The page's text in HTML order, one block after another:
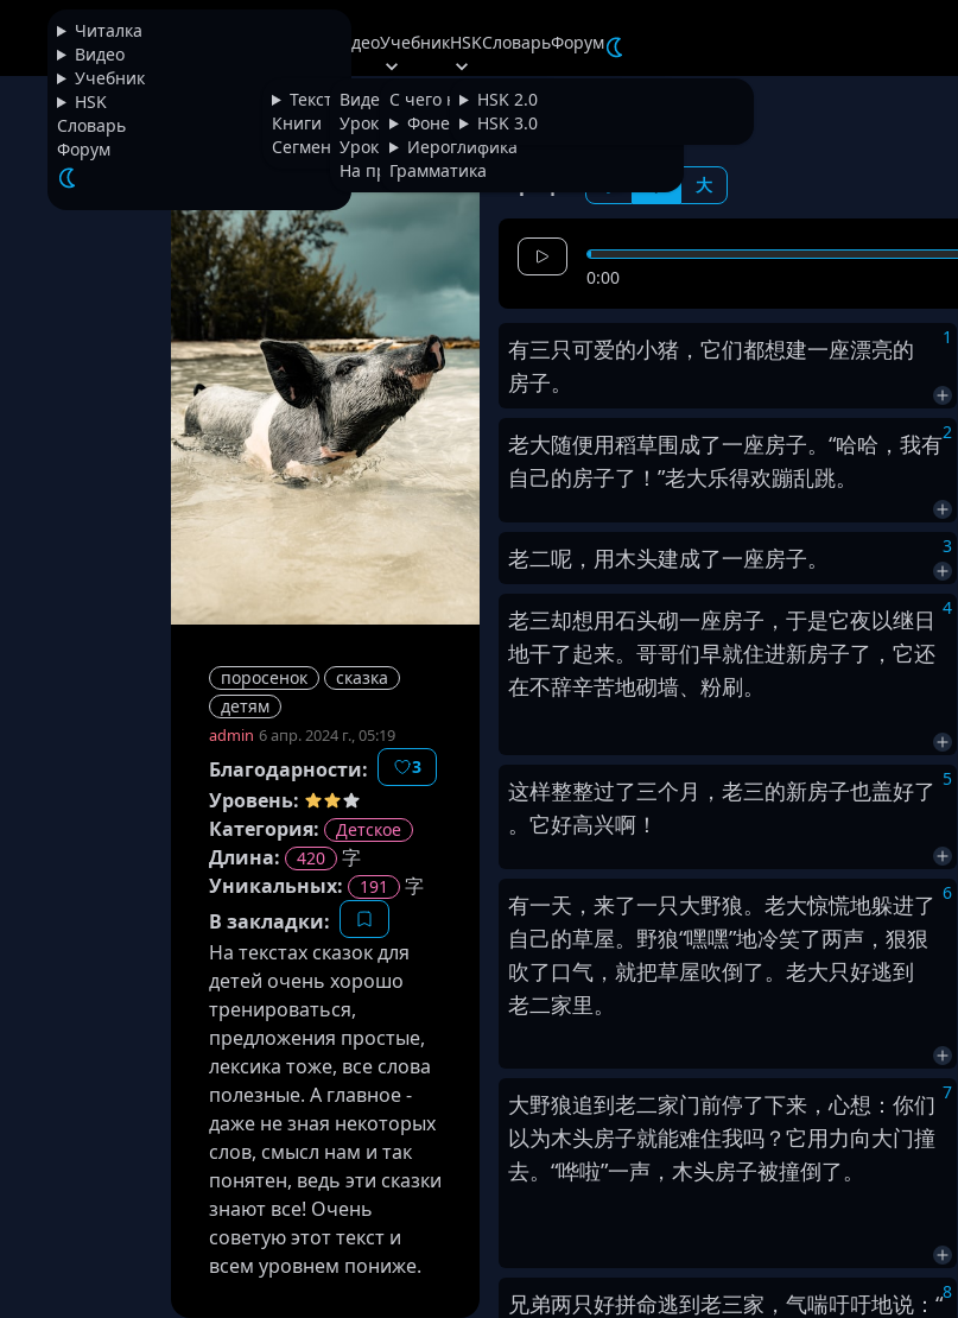
Читалка
Видео
Учебник
HSK
Словарь
Форум
Chinese
Тексты
Книги
Сегментатор
Видео
Видео
Уроки фонетики
Уроки иероглифики
На проверке
Учебник
С чего начать
Фонетика
Иероглифика
Грамматика
HSK
HSK 2.0
HSK 3.0
СловарьФорум
Три поросенка
поросенок
сказка
детям
admin 6 апр. 2024 г., 05:19
Благодарности: 3
Уровень:
Категория:
Детское
Длина: 420
字
Уникальных:
191
字
В закладки:
На текстах сказок для
детей очень хорошо
тренироваться,
предложения простые,
лексика тоже, все слова
полезные. А главное -
даже не зная некоторых
слов, смысл нам и так
понятен, ведь эти сказки
знают все! Очень
советую этот текст и
всем уровнем пониже.
大
0:00
1
有三只可爱的小猪 ， 它们都想建一座漂亮的
房子。
2
老大随便用稻草围成了一座房子。 “哈哈 ， 我有
自己的房子了 ！ ”老大乐得欢蹦乱跳。
3
老二呢 ， 用木头建成了一座房子。
4
老三却想用石头砌一座房子 ， 于是它夜以继日
地干了起来。 哥哥们早就住进新房子了 ， 它还
在不辞辛苦地砌墙、 粉刷。
5
这样整整过了三个月 ， 老三的新房子也盖好了
。 它好高兴啊 ！
6
有一天 ， 来了一只大野狼。 老大惊慌地躲进了
自己的草屋。 野狼“嘿嘿”地冷笑了两声 ， 狠狠
吹了口气 ， 就把草屋吹倒了。 老大只好逃到
老二家里。
7
大野狼追到老二家门前停了下来 ，心想 ： 你们
以为木头房子就能难住我吗 ？ 它用力向大门撞
去。 “哗啦”一声 ， 木头房子被撞倒了。
8
兄弟两只好拼命逃到老三家 ， 气喘吁吁地说 ： “